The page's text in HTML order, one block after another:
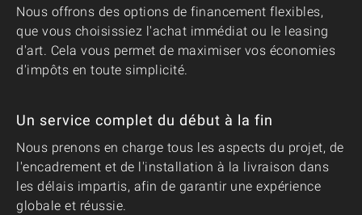
Nous offrons des options de financement flexibles,
que vous choisissiez l'achat immédiat ou le leasing
d'art. Cela vous permet de maximiser vos économies
d'impôts en toute simplicité.
Un service complet du début à la fin
Nous prenons en charge tous les aspects du projet, de
l'encadrement et de l'installation à la livraison dans
les délais impartis, afin de garantir une expérience
globale et réussie.